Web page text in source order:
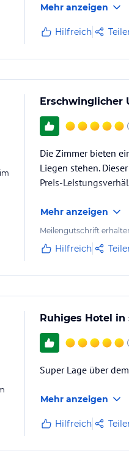
Mehr anzeigen
Hilfreich
Erschwinglicher
Die Zimmer bieten
Liegen stehen.
Preis-
Mehr anzeigen
Meilengutschrift
Hilfreich
Ruhiges Hotel in
Super Lage über
Mehr anzeigen
Hilfreich